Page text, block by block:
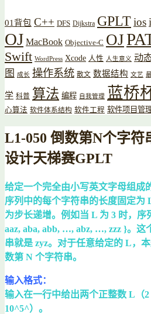
01背包 C++ DFS Dijkstra GPLTios
OJ MacBook Objective-C OJ
Swift WordPress Xcode 人性 人生意义 动
图
成长 操作系统 散文 数据结构 文艺
学 科普 算法 编程 自我管理 蓝桥
心算法 软件体系结构 软件工程 软件项目管
L1-050 倒数第N个字符
设计天梯赛GPLT
给定一个完全由小写英文字母组成
序列中的每个字符串的长度固定为
为步长递增。例如当 L 为 3 时，序
aaz, aba, abb, …, abz, …, zzz }。这
串就是 zyz。对于任意给定的 L，
数第 N 个字符串。
输入格式：
输入在一行中给出两个正整数 L（
10^5^）。